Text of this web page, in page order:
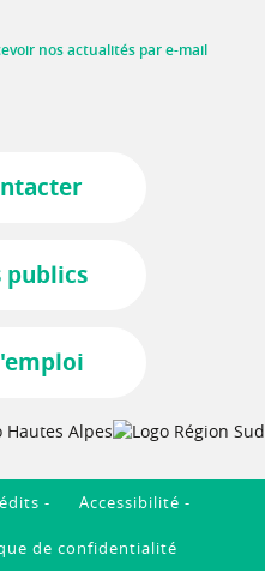
nos actualités par e-mail
publics
Accessibilité
de confidentialité